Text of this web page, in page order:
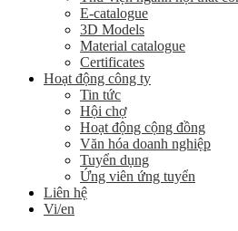
E-catalogue
3D Models
Material catalogue
Certificates
Hoạt động công ty
Tin tức
Hội chợ
Hoạt động cộng đồng
Văn hóa doanh nghiệp
Tuyển dụng
Ứng viên ứng tuyển
Liên hệ
Vi/en